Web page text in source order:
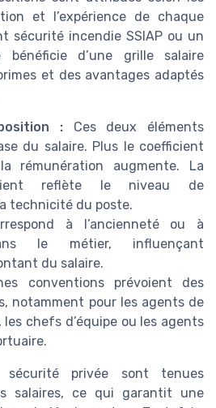
et l’expérience de chaque
sécurité incendie SSIAP ou un
bénéficie d’une grille salaire
et des avantages adaptés
: Ces deux éléments
du salaire. Plus le coefficient
rémunération augmente. La
reflète le niveau de
technicité du poste.
à l’ancienneté ou à
le métier, influençant
du salaire.
conventions prévoient des
notamment pour les agents de
chefs d’équipe ou les agents
sécurité privée sont tenues
salaires, ce qui garantit une